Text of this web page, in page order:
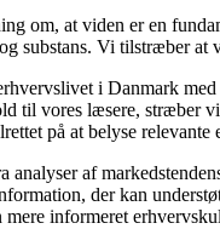
om, at viden er en
substans. Vi tilstræber
i Danmark
til vores læsere, stræber
på at belyse
af
der kan
informeret